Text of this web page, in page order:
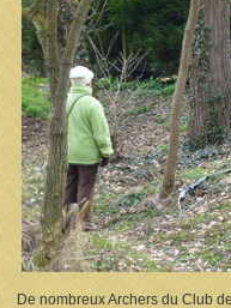
De nombreux Archers du Club